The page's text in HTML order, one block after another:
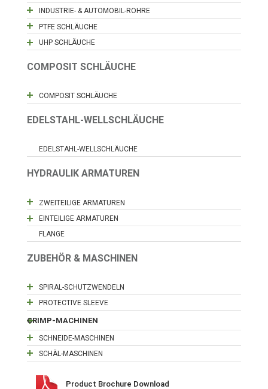
INDUSTRIE- & AUTOMOBIL-ROHRE
PTFE SCHLÄUCHE
UHP SCHLÄUCHE
COMPOSIT SCHLÄUCHE
COMPOSIT SCHLÄUCHE
EDELSTAHL-WELLSCHLÄUCHE
EDELSTAHL-WELLSCHLÄUCHE
HYDRAULIK ARMATUREN
ZWEITEILIGE ARMATUREN
EINTEILIGE ARMATUREN
FLANGE
ZUBEHÖR & MASCHINEN
SPIRAL-SCHUTZWENDELN
PROTECTIVE SLEEVE
CRIMP-MACHINEN
SCHNEIDE-MASCHINEN
SCHÄL-MASCHINEN
Product Brochure Download